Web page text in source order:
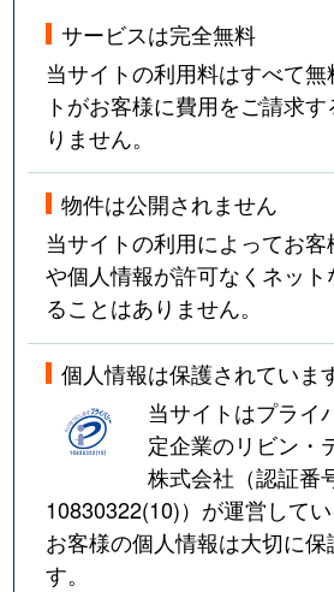
サービスは完全無料
当サイトの利用料はすべて無
トがお客様に費用をご請求
りません。
物件は公開されません
当サイトの利用によってお
や個人情報が許可なくネッ
ることはありません。
個人情報は保護されていま
当サイトはプライ
定企業のリビン・
株式会社（認証番
10830322(10)）が運営してい
お客様の個人情報は大切に保
す。